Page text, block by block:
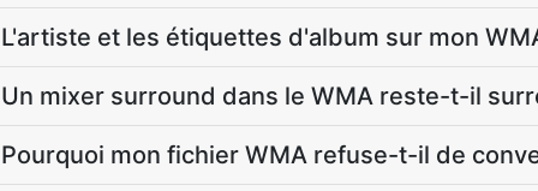
L'artiste et les étiquettes d'album sur mon
Un mixer surround dans le WMA reste-t-il
Pourquoi mon fichier WMA refuse-t-il de